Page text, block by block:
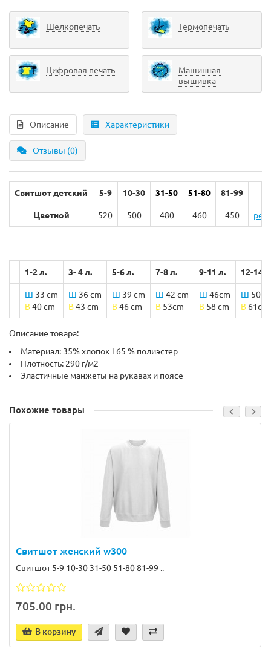
Шелкопечать Термопечать
Цифровая печать
Машинная
вышивка
Описание Характеристики
Отзывы (0)
Свитшот детский 5-9 10-30 31-50 51-80 81-99
Цветной 520 500 480 460 450
1-2 л. 3- 4 л. 5-6 л. 7-8 л. 9-11 л. 12-14
Ш 33 cm
B40 cm
Ш 36 cm
B43 cm
Ш 39 cm
B46 cm
Ш 42 cm
B 53cm
Ш 46cm
B 58 cm
Ш 50
B 61cm
Описание товара:
Материал: 35% хлопок і 65 % полиэстер
Плотность: 290 г/м2
Эластичные манжеты на рукавах и поясе
Похожие товары
Свитшот женский w300
Свитшот 5-9 10-30 31-50 51-80 81-99 ..
705.00 грн.
В корзину